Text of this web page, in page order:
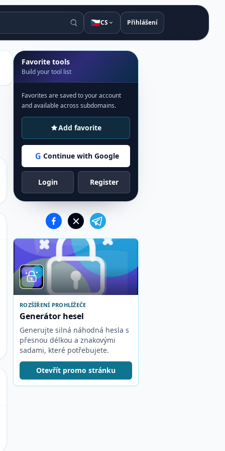
🇨🇿CS Přihlášení
Favorite tools
Build your tool list
Favorites are saved to your account
and available across subdomains.
Add favorite
G Continue with Google
Login Register
ROZŠÍŘENÍ PROHLÍŽEČE
Generátor hesel
Generujte silná náhodná hesla s
přesnou délkou a znakovými
sadami, které potřebujete.
Otevřít promo stránku